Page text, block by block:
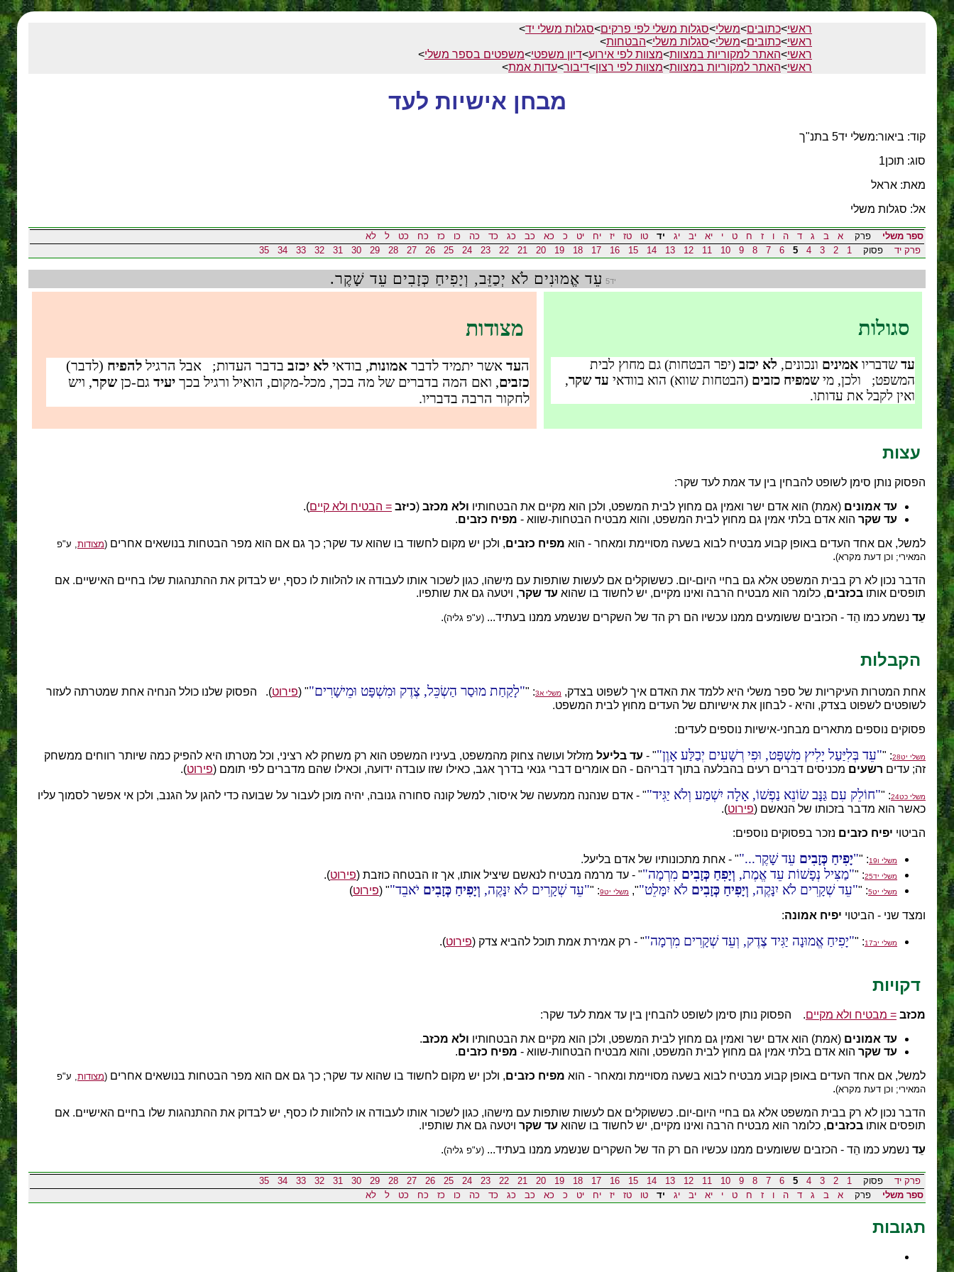
ראשי>כתובים>משלי>סגלות משלי לפי פרקים>סגלות משלי יד>
ראשי>כתובים>משלי>סגלות משלי>הבטחות>
ראשי>האתר למקוריות במצוות>מצוות לפי אירוע>דיון משפטי>משפטים בספר משלי>
ראשי>האתר למקוריות במצוות>מצוות לפי רצון>דיבור>עדות אמת>
מבחן אישיות לעד
קוד: ביאור:משלי יד5 בתנ"ך
סוג: תוכן1
מאת: אראל
אל: סגלות משלי
ספר משלי פרק א ב ג ד ה ו ז ח ט י יא יב יג יד טו טז יז יח יט כ כא כב כג כד כה כו כז כח כט ל
לא
פרק יד פסוק 1
2
3
4
5
6
7
8
9
10
11
12
13
14
15
16
17
18
19
20
21
22
23
24
25
26
27
28
29
30
31
32
33
34
35
יד5 עֵד אֱמוּנִים לֹא יְכַזֵּב, וְיָפִיחַ כְּזָבִים עֵד שָׁקֶר.
סגולות
עדשדבריו אמינים ונכונים, לא יכזב (יפר הבטחות) גם מחוץ לבית
המשפט; ולכן, מישמפיח כזבים (הבטחות שווא) הוא בוודאי עד שקר,
ואין לקבל את עדותו.
מצודות
העד אשר יתמיד לדבר אמונות, בודאי לא יכזב בדבר העדות; אבל הרגיל להפיח (לדבר)
כזבים, ואם המה בדברים של מה בכך, מכל-מקום, הואיל ורגיל בכך יעיד גם-כן שקר, ויש
לחקור הרבה בדבריו.
עצות
הפסוק נותן סימן לשופט להבחין בין עד אמת לעד שקר:
עד אמונים (אמת) הוא אדם ישר ואמין גם מחוץ לבית המשפט, ולכן הוא מקיים את הבטחותיו ולא מכזב (כיזב = הבטיח ולא קיים).
עד שקר הוא אדם בלתי אמין גם מחוץ לבית המשפט, והוא מבטיח הבטחות-שווא - מפיח כזבים.
למשל, אם אחד העדים באופן קבוע מבטיח לבוא בשעה מסויימת ומאחר - הוא מפיח כזבים, ולכן יש מקום לחשוד בו שהוא עד שקר; כך גם אם הוא מפר הבטחות בנושאים אחרים (מצודות, ע"פ
המאירי; וכן דעת מקרא).
הדבר נכון לא רק בבית המשפט אלא גם בחיי היום-יום. כששוקלים אם לעשות שותפות עם מישהו, כגון לשכור אותו לעבודה או להלוות לו כסף, יש לבדוק את ההתנהגות שלו בחיים האישיים. אם
תופסים אותו בכזבים, כלומר הוא מבטיח הרבה ואינו מקיים, יש לחשוד בו שהוא עד שקר, ויטעה גם את שותפיו.
עֵד נשמע כמו הֵד - הכזבים ששומעים ממנו עכשיו הם רק הד של השקרים שנשמע ממנו בעתיד... (ע"פ גליה).
הקבלות
אחת המטרות העיקריות של ספר משלי היא ללמד את האדם איך לשפוט בצדק, משלי א3 : " לָקַחַת מוּסַר הַשְׂכֵּל, צֶדֶק וּמִשְׁפָּט וּמֵישָׁרִים " (פירוט). הפסוק שלנו כולל הנחיה אחת שמטרתה לעזור
לשופטים לשפוט בצדק, והיא - לבחון את אישיותם של העדים מחוץ לבית המשפט.
פסוקים נוספים מתארים מבחני-אישיות נוספים לעדים:
משלי יט28 : " עֵד בְּלִיַּעַל יָלִיץ מִשְׁפָּט, וּפִי רְשָׁעִים יְבַלַּע אָוֶן " - עד בליעל מזלזל ועושה צחוק מהמשפט, בעיניו המשפט הוא רק משחק לא רציני, וכל מטרתו היא להפיק כמה שיותר רווחים ממשחק
זה; עדים רשעים מכניסים דברים רעים בהבלעה בתוך דבריהם - הם אומרים דברי גנאי בדרך אגב, כאילו שזו עובדה ידועה, וכאילו שהם מדברים לפי תומם (פירוט).
משלי כט24 : " חוֹלֵק עִם גַּנָּב שׂוֹנֵא נַפְשׁוֹ, אָלָה יִשְׁמַע וְלֹא יַגִּיד " - אדם שנהנה ממעשה של איסור, למשל קונה סחורה גנובה, יהיה מוכן לעבור על שבועה כדי להגן על הגנב, ולכן אי אפשר לסמוך עליו
כאשר הוא מדבר בזכותו של הנאשם (פירוט).
הביטוי יפיח כזבים נזכר בפסוקים נוספים:
משלי ו19 : " יָפִיחַ כְּזָבִים עֵד שָׁקֶר... " - אחת מתכונותיו של אדם בליעל.
משלי יד25 : " מַצִּיל נְפָשׁוֹת עֵד אֱמֶת, וְיָפִחַ כְּזָבִים מִרְמָה " - עד מרמה מבטיח לנאשם שיציל אותו, אך זו הבטחה כוזבת (פירוט).
משלי יט5 : " עֵד שְׁקָרִים לֹא יִנָּקֶה, וְיָפִיחַ כְּזָבִים לֹא יִמָּלֵט ", משלי יט9 : " עֵד שְׁקָרִים לֹא יִנָּקֶה, וְיָפִיחַ כְּזָבִים יֹאבֵד " (פירוט)
ומצד שני - הביטוי יפיח אמונה:
משלי יב17 : " יָפִיחַ אֱמוּנָה יַגִּיד צֶדֶק, וְעֵד שְׁקָרִים מִרְמָה " - רק אמירת אמת תוכל להביא צדק (פירוט).
דקויות
מכזב = מבטיח ולא מקיים. הפסוק נותן סימן לשופט להבחין בין עד אמת לעד שקר:
עד אמונים (אמת) הוא אדם ישר ואמין גם מחוץ לבית המשפט, ולכן הוא מקיים את הבטחותיו ולא מכזב.
עד שקר הוא אדם בלתי אמין גם מחוץ לבית המשפט, והוא מבטיח הבטחות-שווא - מפיח כזבים.
למשל, אם אחד העדים באופן קבוע מבטיח לבוא בשעה מסויימת ומאחר - הוא מפיח כזבים, ולכן יש מקום לחשוד בו שהוא עד שקר; כך גם אם הוא מפר הבטחות בנושאים אחרים (מצודות, ע"פ
המאירי; וכן דעת מקרא).
הדבר נכון לא רק בבית המשפט אלא גם בחיי היום-יום. כששוקלים אם לעשות שותפות עם מישהו, כגון לשכור אותו לעבודה או להלוות לו כסף, יש לבדוק את ההתנהגות שלו בחיים האישיים. אם
תופסים אותו בכזבים, כלומר הוא מבטיח הרבה ואינו מקיים, יש לחשוד בו שהוא עד שקר ויטעה גם את שותפיו.
עֵד נשמע כמו הֵד - הכזבים ששומעים ממנו עכשיו הם רק הד של השקרים שנשמע ממנו בעתיד... (ע"פ גליה).
פרק יד פסוק 1
2
3
4
5
6
7
8
9
10
11
12
13
14
15
16
17
18
19
20
21
22
23
24
25
26
27
28
29
30
31
32
33
34
35
ספר משלי פרק א ב ג ד ה ו ז ח ט י יא יב יג יד טו טז יז יח יט כ כא כב כג כד כה כו כז כח כט ל לא
תגובות